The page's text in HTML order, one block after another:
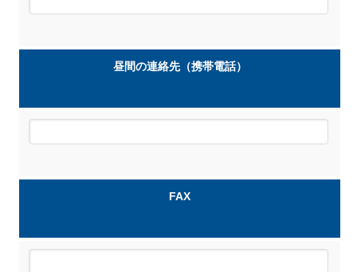
昼間の連絡先（携帯電話）
FAX